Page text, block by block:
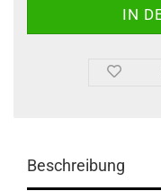
Beschreibung